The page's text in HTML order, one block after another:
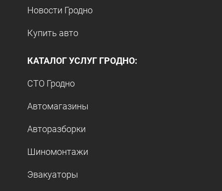
Новости Гродно
Купить авто
КАТАЛОГ УСЛУГ ГРОДНО:
СТО Гродно
Автомагазины
Авторазборки
Шиномонтажи
Эвакуаторы